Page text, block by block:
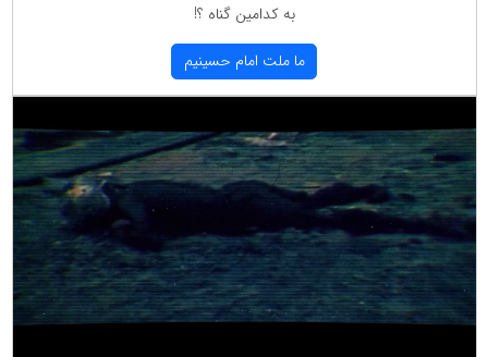
به كدامین گناه ؟!
ما ملت امام حسینیم